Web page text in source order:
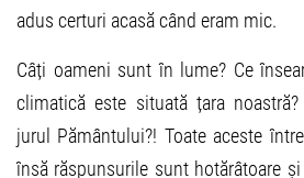
adus certuri acasă când eram mic.
Câți oameni sunt în lume? Ce
climatică este situată țara
jurul Pământului?! Toate aceste
însă răspunsurile sunt hotărâtoare